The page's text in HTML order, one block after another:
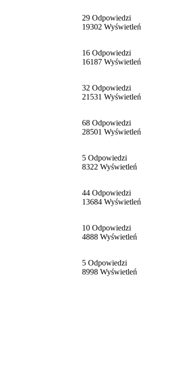
29 Odpowiedzi
19302 Wyświetleń
16 Odpowiedzi
16187 Wyświetleń
32 Odpowiedzi
21531 Wyświetleń
68 Odpowiedzi
28501 Wyświetleń
5 Odpowiedzi
8322 Wyświetleń
44 Odpowiedzi
13684 Wyświetleń
10 Odpowiedzi
4888 Wyświetleń
5 Odpowiedzi
8998 Wyświetleń